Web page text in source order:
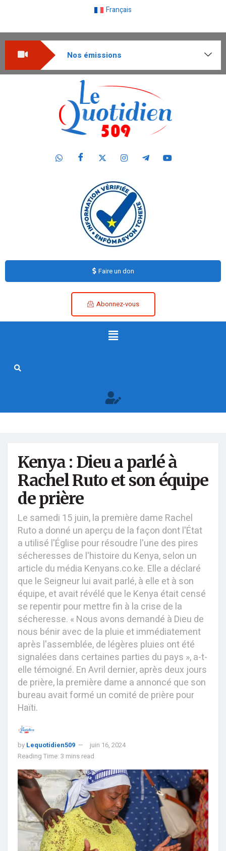
Français
Nos émissions
Faire un don
Abonnez-vous
Kenya : Dieu a parlé à
Rachel Ruto et son équipe
de prière
Le samedi 15 juin, la première dame Rachel
Ruto a donné un aperçu de la façon dont l'État
a utilisé l'Église pour résoudre l'une des pires
sécheresses de l'histoire du Kenya, selon un
article du média Kenyans.co.ke. Elle a déclaré
que le Seigneur lui avait parlé, à elle et à son
équipe, et avait révélé que le Kenya était censé
se repentir pour mettre fin à la crise de la
sécheresse. « Nous avons demandé à Dieu de
nous bénir avec de la pluie et immédiatement
après l'assemblée, de légères pluies ont été
signalées dans certaines parties du pays », a-t-
elle témoigné. En Avril dernier, après deux jours
de prière, la première dame a annoncé que son
bureau avait formé un comité de prière pour
Haïti.
by Lequotidien509
juin 16, 2024
Reading Time: 3 mins read